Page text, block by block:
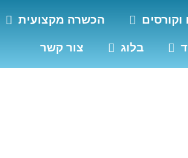
וקורסים הכשרה מקצועית
בלוג צור קשר